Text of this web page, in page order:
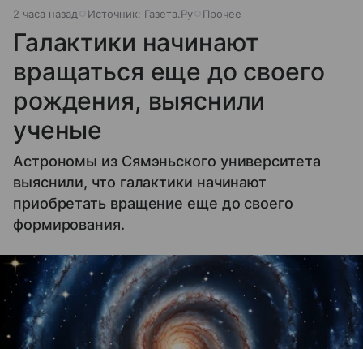
2 часа назад Источник: Газета.Ру Прочее
Галактики начинают
вращаться еще до своего
рождения, выяснили
ученые
Астрономы из Сямэньского университета
выяснили, что галактики начинают
приобретать вращение еще до своего
формирования.